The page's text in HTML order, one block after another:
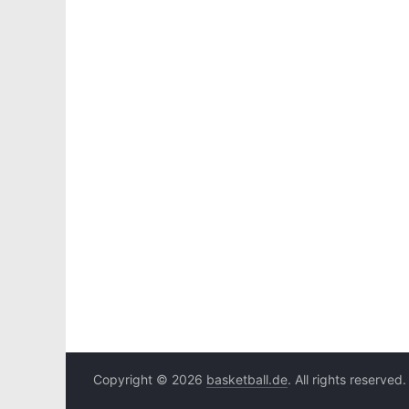
Copyright © 2026 basketball.de. All rights reserved.